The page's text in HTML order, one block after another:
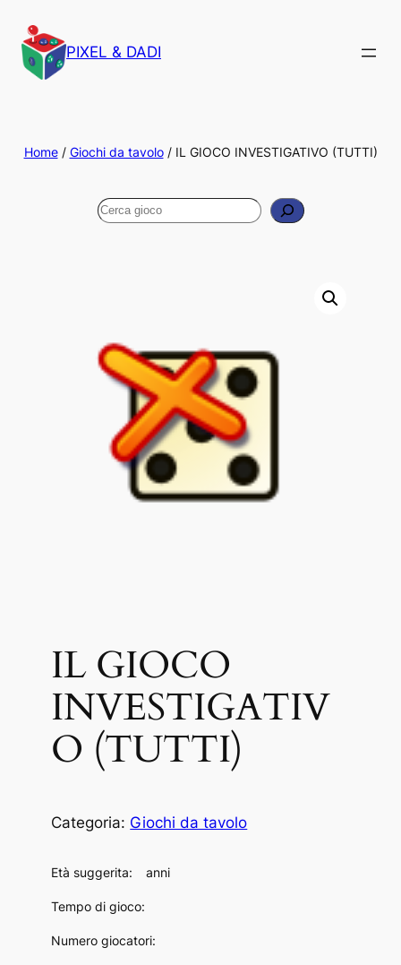
PIXEL & DADI
Home/ Giochi da tavolo/ IL GIOCO INVESTIGATIVO (TUTTI)
Cerca
IL GIOCO
INVESTIGATIV
O (TUTTI)
Categoria: Giochi da tavolo
Età suggerita: anni
Tempo di gioco:
Numero giocatori: